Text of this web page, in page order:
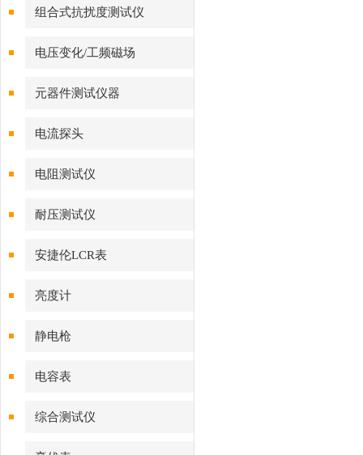
组合式抗扰度测试仪
电压变化/工频磁场
VMT/VVT/MFT系列
元器件测试仪器
电流探头
电阻测试仪
耐压测试仪
安捷伦LCR表
亮度计
静电枪
电容表
综合测试仪